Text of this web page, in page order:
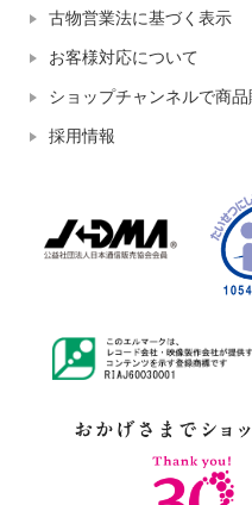
古物営業法に基づく表示
お客様対応について
ショップチャンネルで商
採用情報